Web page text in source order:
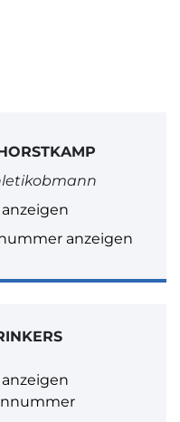
anzeigen